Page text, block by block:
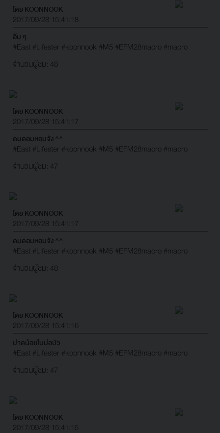
โดย KOONNOOK
2017/09/28 15:41:18
อ๊บ ๆ
#East #Lifester #koonnook #M5 #EFM28macro #macro
จำนวนผู้ชม: 48
โดย KOONNOOK
2017/09/28 15:41:17
ดมดอมหอมจัง ^^
#East #Lifester #koonnook #M5 #EFM28macro #macro
จำนวนผู้ชม: 47
โดย KOONNOOK
2017/09/28 15:41:17
ดมดอมหอมจัง ^^
#East #Lifester #koonnook #M5 #EFM28macro #macro
จำนวนผู้ชม: 48
โดย KOONNOOK
2017/09/28 15:41:16
ปาดน้อยในบ่อบัว
#East #Lifester #koonnook #M5 #EFM28macro #macro
จำนวนผู้ชม: 47
โดย KOONNOOK
2017/09/28 15:41:15